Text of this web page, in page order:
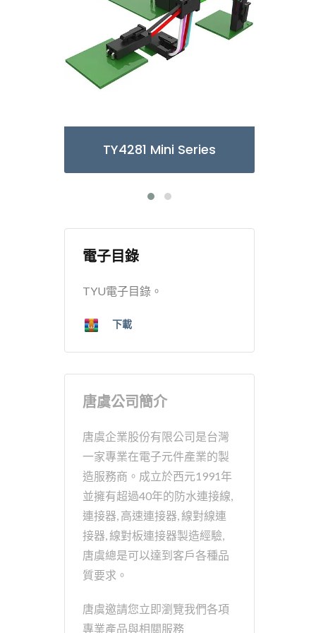
TY4281 Mini Series
電子目錄
TYU電子目錄。
下載
唐虞公司簡介
唐虞企業股份有限公司是台灣
一家專業在電子元件產業的製
造服務商。成立於西元1991年
並擁有超過40年的防水連接線,
連接器, 高速連接器, 線對線連
接器, 線對板連接器製造經驗,
唐虞總是可以達到客戶各種品
質要求。
唐虞邀請您立即瀏覽我們各項
專業產品與相關服務